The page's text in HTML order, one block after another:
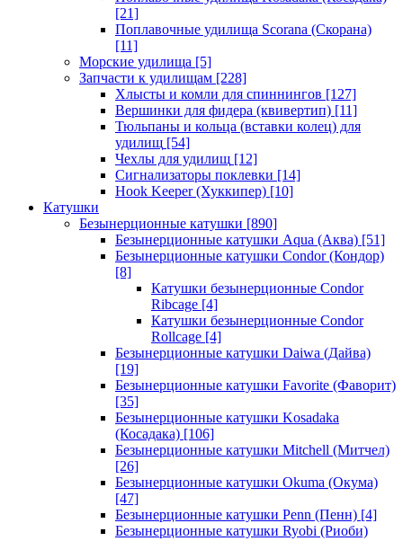
[21]
Поплавочные удилища Scorana (Скорана)
[11]
Морские удилища [5]
Запчасти к удилищам [228]
Хлысты и комли для спиннингов [127]
Вершинки для фидера (квивертип) [11]
Тюльпаны и кольца (вставки колец) для
удилищ [54]
Чехлы для удилищ [12]
Сигнализаторы поклевки [14]
Hook Keeper (Хуккипер) [10]
Катушки
Безынерционные катушки [890]
Безынерционные катушки Aqua (Аква) [51]
Безынерционные катушки Condor (Кондор)
[8]
Катушки безынерционные Condor
Ribcage [4]
Катушки безынерционные Condor
Rollcage [4]
Безынерционные катушки Daiwa (Дайва)
[19]
Безынерционные катушки Favorite (Фаворит)
[35]
Безынерционные катушки Kosadaka
(Косадака) [106]
Безынерционные катушки Mitchell (Митчел)
[26]
Безынерционные катушки Okuma (Окума)
[47]
Безынерционные катушки Penn (Пенн) [4]
Безынерционные катушки Ryobi (Риоби)